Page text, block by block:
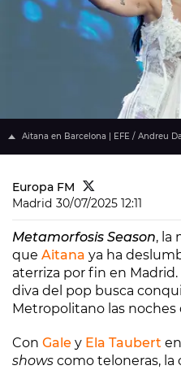
Aitana en Barcelona | EFE / Andreu
Europa FM
Madrid 30/07/2025 12:11
Metamorfosis Season, la
que Aitana ya ha
aterriza por fin en
diva del pop busca
Metropolitano las noches
Con Gale y Ela Taubert
shows como teloneras, la